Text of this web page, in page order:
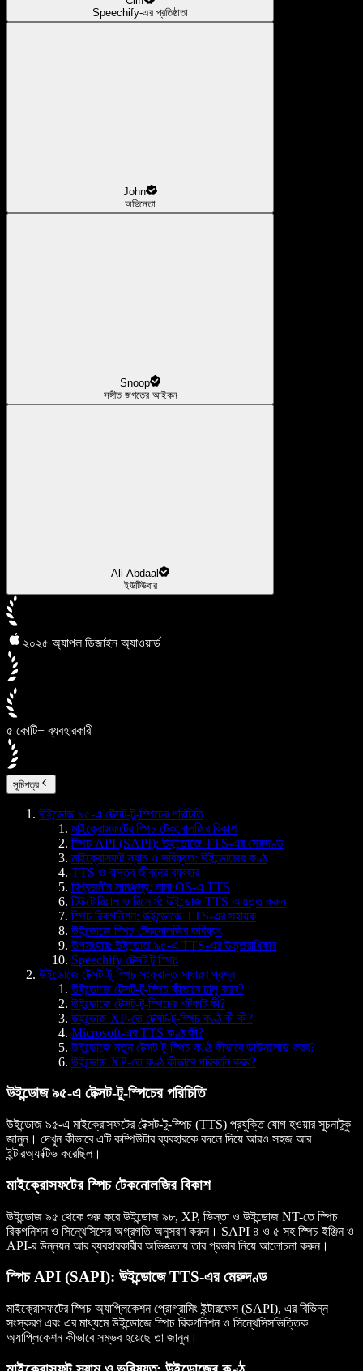
Speechify-এর প্রতিষ্ঠাতা
John
অভিনেতা
Snoop
সঙ্গীত জগতের আইকন
Ali Abdaal
ইউটিউবার
২০২৫ অ্যাপল ডিজাইন অ্যাওয়ার্ড
৫ কোটি+ ব্যবহারকারী
সূচিপত্র
উইন্ডোজ ৯৫-এ টেক্সট-টু-স্পিচের পরিচিতি
মাইক্রোসফটের স্পিচ টেকনোলজির বিকাশ
স্পিচ API (SAPI): উইন্ডোজে TTS-এর মেরুদণ্ড
মাইক্রোসফট স্যাম ও ভবিষ্যত: উইন্ডোজের কণ্ঠ
TTS ও বাস্তব জীবনের ব্যবহার
বিশ্বজনীন সামঞ্জস্য: নানা OS-এ TTS
টিউটোরিয়াল ও রিসোর্স: উইন্ডোজ TTS আয়ত্ত করুন
স্পিচ রিকগনিশন: উইন্ডোজে TTS-এর সহায়ক
উইন্ডোজে স্পিচ টেকনোলজির ভবিষ্যৎ
উপসংহার: উইন্ডোজ ৯৫-এ TTS-এর উত্তরাধিকার
Speechify টেক্সট টু স্পিচ
উইন্ডোজে টেক্সট-টু-স্পিচ সংক্রান্ত সাধারণ প্রশ্ন
উইন্ডোজে টেক্সট-টু-স্পিচ কীভাবে চালু করব?
উইন্ডোজে টেক্সট-টু-স্পিচের শর্টকাট কী?
উইন্ডোজ XP-তে টেক্সট-টু-স্পিচ কণ্ঠ কী কী?
Microsoft-এর TTS কণ্ঠ কী?
উইন্ডোজে নতুন টেক্সট-টু-স্পিচ কণ্ঠ কীভাবে ডাউনলোড করব?
উইন্ডোজ XP-তে কণ্ঠ কীভাবে পরিবর্তন করব?
উইন্ডোজ ৯৫-এ টেক্সট-টু-স্পিচের পরিচিতি
উইন্ডোজ ৯৫-এ মাইক্রোসফটের টেক্সট-টু-স্পিচ (TTS) প্রযুক্তি যোগ হওয়ার সূচনাটুকু
জানুন। দেখুন কীভাবে এটি কম্পিউটার ব্যবহারকে বদলে দিয়ে আরও সহজ আর
ইন্টারঅ্যাক্টিভ করেছিল।
মাইক্রোসফটের স্পিচ টেকনোলজির বিকাশ
উইন্ডোজ ৯৫ থেকে শুরু করে উইন্ডোজ ৯৮, XP, ভিস্তা ও উইন্ডোজ NT-তে স্পিচ
রিকগনিশন ও সিন্থেসিসের অগ্রগতি অনুসরণ করুন। SAPI ৪ ও ৫ সহ স্পিচ ইঞ্জিন ও
API-র উন্নয়ন আর ব্যবহারকারীর অভিজ্ঞতায় তার প্রভাব নিয়ে আলোচনা করুন।
স্পিচ API (SAPI): উইন্ডোজে TTS-এর মেরুদণ্ড
মাইক্রোসফটের স্পিচ অ্যাপ্লিকেশন প্রোগ্রামিং ইন্টারফেস (SAPI), এর বিভিন্ন
সংস্করণ এবং এর মাধ্যমে উইন্ডোজে স্পিচ রিকগনিশন ও সিন্থেসিসভিত্তিক
অ্যাপ্লিকেশন কীভাবে সম্ভব হয়েছে তা জানুন।